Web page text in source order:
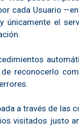
cada Usuario
únicamente el
reconocerlo
a través de las
visitados justo